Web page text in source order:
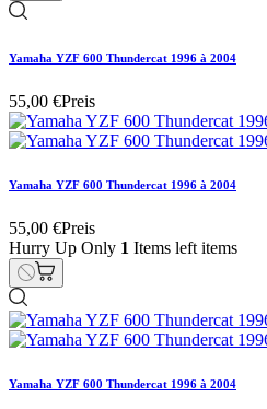
Yamaha YZF 600 Thundercat 1996 à 2004
55,00 €Preis
Yamaha YZF 600 Thundercat 1996 à 2004
55,00 €Preis
Hurry Up Only 1 Items left items
Yamaha YZF 600 Thundercat 1996 à 2004